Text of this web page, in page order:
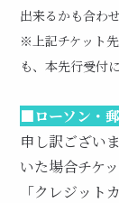
出来るかも合わ
※上記チケット
も、本先行受付
■ローソン・
申し訳ござい
いた場合チケ
「クレジット